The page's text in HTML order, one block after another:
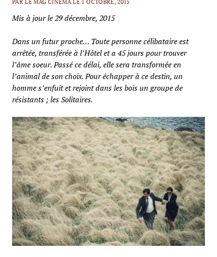
PAR LE MAG CINEMA LE 1 OCTOBRE, 2015
Mis à jour le 29 décembre, 2015
Dans un futur proche… Toute personne célibataire est
arrêtée, transférée à l’Hôtel et a 45 jours pour trouver
l’âme soeur. Passé ce délai, elle sera transformée en
l’animal de son choix. Pour échapper à ce destin, un
homme s’enfuit et rejoint dans les bois un groupe de
résistants ; les Solitaires.